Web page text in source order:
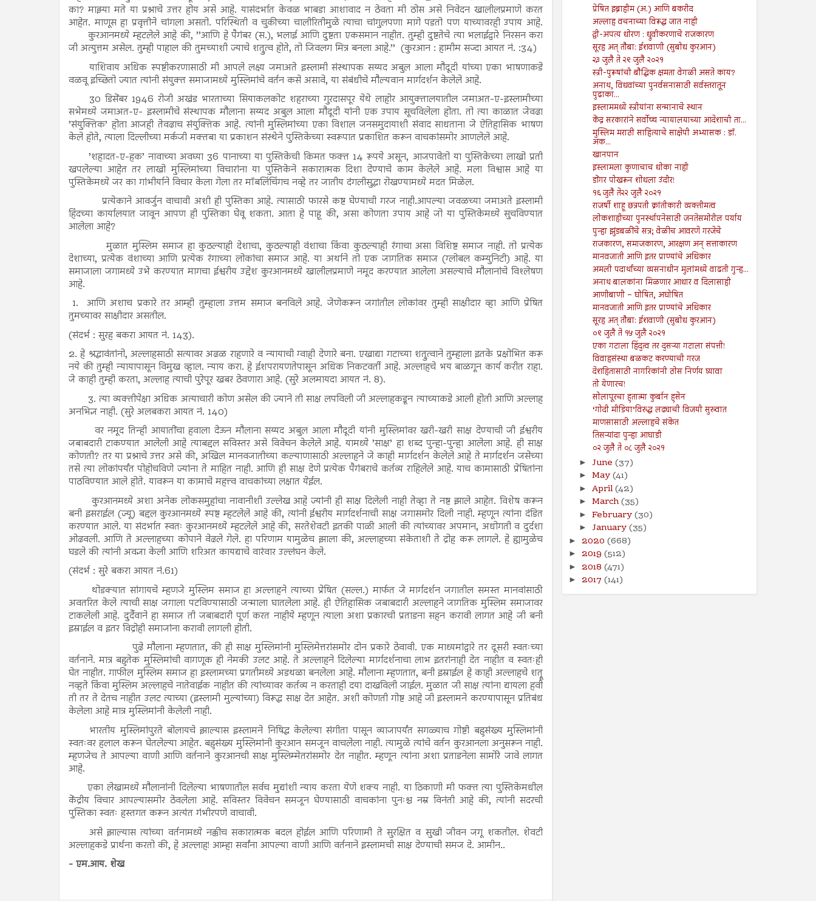
का? माझ्या मते या प्रश्नाचे उत्तर होय असे आहे. यासंदर्भात केवळ भाबडा आशावाद न ठेवता मी ठोस असे निवेदन खालीलप्रमाणे करत
आहेत. माणूस हा प्रवृत्तीने चांगला असतो. परिस्थिती व चुकीच्या चालीरितीमुळे त्याचा चांगुलपणा मागे पडतो पण याच्यावरही उपाय आहे.
कुरआनमध्ये म्हटलेले आहे की, ’’आणि हे पैगंबर (स.), भलाई आणि दुष्टता एकसमान नाहीत. तुम्ही दुष्टतेचे त्या भलाईद्वारे निरसन करा
जी अत्युत्तम असेल. तुम्ही पाहाल की तुमच्याशी ज्याचे शत्रुत्व होते, तो जिवलग मित्र बनला आहे.’’ (कुरआन : हामीम सज्दा आयत नं. :34)
याशिवाय अधिक स्पष्टीकरणासाठी मी आपले लक्ष्य जमाअते इस्लामी संस्थापक सय्यद अबुल आला मौदूदी यांच्या एका भाषणाकडे
वळवू इच्छितो ज्यात त्यांनी संयुक्त समाजामध्ये मुस्लिमांचे वर्तन कसे असावे, या संबंधीचे मौल्यवान मार्गदर्शन केलेले आहे.
30 डिसेंबर 1946 रोजी अखंड भारताच्या सियाकलकोट शहराच्या गुरदासपूर येथे लाहोर आयुक्तालयातील जमाअत-ए-इस्लामीच्या
सभेमध्ये जमाअत-ए- इस्लामीचे संस्थापक मौलाना सय्यद अबुल आला मौदूदी यांनी एक उपाय सूचविलेला होता. तो त्या काळात जेवढा
’संयुक्तिक’ होता आजही तेवढाच संयुक्तिक आहे. त्यांनी मुस्लिमांच्या एका विशाल जनसमुदायाशी संवाद साधताना जे ऐतिहासिक भाषण
केले होते, त्याला दिल्लीच्या मर्कजी मक्तबा या प्रकाशन संस्थेने पुस्तिकेच्या स्वरूपात प्रकाशित करून वाचकांसमोर आणलेले आहे.
’शहादत-ए-हक’ नावाच्या अवघ्या 36 पानाच्या या पुस्तिकेची किमत फक्त 14 रूपये असून, आजपावेतो या पुस्तिकेच्या लाखो प्रती
खपलेल्या आहेत तर लाखो मुस्लिमांच्या विचारांना या पुस्तिकेने सकारात्मक दिशा देण्याचे काम केलेले आहे. मला विश्वास आहे या
पुस्तिकेमध्ये जर का गांभीर्याने विचार केला गेला तर मॉबलिंचिंगच नव्हे तर जातीय दंगलीसुद्धा रोखण्यामध्ये मदत मिळेल.
प्रत्येकाने आवर्जुन वाचावी अशी ही पुस्तिका आहे. त्यासाठी फारसे कष्ट घेण्याची गरज नाही.आपल्या जवळच्या जमाअते इस्लामी
हिंदच्या कार्यालयात जावून आपण ही पुस्तिका घेवू शकता. आता हे पाहू की, असा कोणता उपाय आहे जो या पुस्तिकेमध्ये सुचविण्यात
आलेला आहे?
मुळात मुस्लिम समाज हा कुठल्याही देशाचा, कुठल्याही वंशाचा किंवा कुठल्याही रंगाचा असा विशिष्ट समाज नाही. तो प्रत्येक
देशाच्या, प्रत्येक वंशाच्या आणि प्रत्येक रंगाच्या लोकांचा समाज आहे. या अर्थाने तो एक जागतिक समाज (ग्लोबल कम्युनिटी) आहे. या
समाजाला जगामध्ये उभे करण्यात मागचा ईश्वरीय उद्देश कुरआनमध्ये खालीलप्रमाणे नमूद करण्यात आलेला असल्याचे मौलानांचे विश्लेषण
आहे.
1. आणि अशाच प्रकारे तर आम्ही तुम्हाला उत्तम समाज बनविले आहे. जेणेकरून जगांतील लोकांवर तुम्ही साक्षीदार व्हा आणि प्रेषित
तुमच्यावर साक्षीदार असतील.
(संदर्भ : सुरह बकरा आयत नं. 143).
2. हे श्रद्धावंतांनो, अल्लाहसाठी सत्यावर अढळ राहणारे व न्यायाची ग्वाही देणारे बना. एखाद्या गटाच्या शत्रुत्वाने तुम्हाला इतके प्रक्षोभित करू
नये की तुम्ही न्यायापासून विमुख व्हाल. न्याय करा. हे ईशपरायणतेपासून अधिक निकटवर्ती आहे. अल्लाहचे भय बाळगून कार्य करीत राहा.
जे काही तुम्ही करता, अल्लाह त्याची पुरेपूर खबर ठेवणारा आहे. (सुरे अलमायदा आयत नं. 8).
3. त्या व्यक्तीपेक्षा अधिक अत्याचारी कोण असेल की ज्याने ती साक्ष लपविली जी अल्लाहकडून त्याच्याकडे आली होती आणि अल्लाह
अनभिज्ञ नाही. (सुरे अलबकरा आयत नं. 140)
वर नमूद तिन्ही आयातींचा हवाला देऊन मौलाना सय्यद अबुल आला मौदूदी यांनी मुस्लिमांवर खरी-खरी साक्ष देण्याची जी ईश्वरीय
जबाबदारी टाकण्यात आलेली आहे त्याबद्दल सविस्तर असे विवेचन केलेले आहे. यामध्ये ’साक्ष’ हा शब्द पुन्हा-पुन्हा आलेला आहे. ही साक्ष
कोणती? तर या प्रश्नाचे उत्तर असे की, अखिल मानवजातीच्या कल्याणासाठी अल्लाहने जे काही मार्गदर्शन केलेले आहे ते मार्गदर्शन जसेच्या
तसे त्या लोकांपर्यंत पोहोचविणे ज्यांना ते माहित नाही. आणि ही साक्ष देणे प्रत्येक पैगंबराचे कर्तव्य राहिलेले आहे. याच कामासाठी प्रेषितांना
पाठविण्यात आले होते. यावरून या कामाचे महत्त्व वाचकांच्या लक्षात येईल.
कुरआनमध्ये अशा अनेक लोकसमुहांचा नावानीशी उल्लेख आहे ज्यांनी ही साक्ष दिलेली नाही तेव्हा ते नष्ट झाले आहेत. विशेष करून
बनी इसराईल (ज्यू) बद्दल कुरआनमध्ये स्पष्ट म्हटलेले आहे की, त्यांनी ईश्वरीय मार्गदर्शनाची साक्ष जगासमोर दिली नाही. म्हणून त्यांना दंडित
करण्यात आले. या संदर्भात स्वतः कुरआनमध्ये म्हटलेले आहे की, सरतेशेवटी इतकी पाळी आली की त्यांच्यावर अपमान, अधोगती व दुर्दशा
ओढवली. आणि ते अल्लाहच्या कोपाने वेढले गेले. हा परिणाम यामुळेच झाला की, अल्लाहच्या संकेताशी ते द्रोह करू लागले. हे ह्यामुळेच
घडले की त्यांनी अवज्ञा केली आणि शरिअत कायद्याचे वारंवार उल्लंघन केले.
(संदर्भ : सुरे बकरा आयत नं.61)
थोडक्यात सांगायचे म्हणजे मुस्लिम समाज हा अल्लाहने त्याच्या प्रेषित (सल्ल.) मार्फत जे मार्गदर्शन जगातील समस्त मानवांसाठी
अवतरित केले त्याची साक्ष जगाला पटविण्यासाठी जन्माला घातलेला आहे. ही ऐतिहासिक जबाबदारी अल्लाहने जागतिक मुस्लिम समाजावर
टाकलेली आहे. दुर्दैवाने हा समाज ती जबाबदारी पूर्ण करत नाहीये म्हणून त्याला अशा प्रकारची प्रताडना सहन करावी लागत आहे जी बनी
इस्राईल व इतर विद्रोही समाजांना करावी लागली होती.
पुढे मौलाना म्हणतात, की ही साक्ष मुस्लिमांनी मुस्लिमेत्तरांसमोर दोन प्रकारे ठेवावी. एक माध्यमांद्वारे तर दूसरी स्वतःच्या
वर्तनाने. मात्र बहुतेक मुस्लिमांची वागणूक ही नेमकी उलट आहे. ते अल्लाहने दिलेल्या मार्गदर्शनाचा लाभ इतरांनाही देत नाहीत व स्वतःही
घेत नाहीत. गाफील मुस्लिम समाज हा इस्लामच्या प्रगतीमध्ये अडथळा बनलेला आहे. मौलाना म्हणतात, बनी इस्राईल हे काही अल्लाहचे शत्रू
नव्हते किंवा मुस्लिम अल्लाहचे नातेवाईक नाहीत की त्यांच्यावर कर्तव्य न करताही दया दाखविली जाईल. मुळात जी साक्ष त्यांना द्यायला हवी
ती तर ते देतच नाहीत उलट त्याच्या (इस्लामी मुल्यांच्या) विरूद्ध साक्ष देत आहेत. अशी कोणती गोष्ट आहे जी इस्लामने करण्यापासून प्रतिबंध
केलेला आहे मात्र मुस्लिमांनी केलेली नाही.
भारतीय मुस्लिमांपुरते बोलायचे झाल्यास इस्लामने निषिद्ध केलेल्या संगीता पासून व्याजापर्यंत सगळ्याच गोष्टी बहुसंख्य मुस्लिमांनी
स्वतःवर हलाल करून घेतलेल्या आहेत. बहुसंख्य मुस्लिमांनी कुरआन समजून वाचलेला नाही. त्यामुळे त्यांचे वर्तन कुरआनला अनुसरून नाही.
म्हणजेच ते आपल्या वाणी आणि वर्तनाने कुरआनची साक्ष मुस्लिम्मेतरांसमोर देत नाहीत. म्हणून त्यांना अशा प्रताडनेला सामोरे जावे लागत
आहे.
एका लेखामध्ये मौलानांनी दिलेल्या भाषणातील सर्वच मुद्यांशी न्याय करता येणे शक्य नाही. या ठिकाणी मी फक्त त्या पुस्तिकेमधील
केंद्रीय विचार आपल्यासमोर ठेवलेला आहे. सविस्तर विवेचन समजून घेण्यासाठी वाचकांना पुनःश्च नम्र विनंती आहे की, त्यांनी सदरची
पुस्तिका स्वतः हस्तगत करून अत्यंत गंभीरपणे वाचावी.
असे झाल्यास त्यांच्या वर्तनामध्ये नक्कीच सकारात्मक बदल होईल आणि परिणामी ते सुरक्षित व सुखी जीवन जगू शकतील. शेवटी
अल्लाहकडे प्रार्थना करतो की, हे अल्लाह! आम्हा सर्वांना आपल्या वाणी आणि वर्तनाने इस्लामची साक्ष देण्याची समज दे. आमीन..
- एम.आय. शेख
प्रेषित इब्राहीम (अ.) आणि बकरीद
अल्लाह वचनाच्या विरूद्ध जात नाही
द्वी-अपत्य धोरण : ध्रुवीकरणाचे राजकारण
सूरह अत् तौबा: ईशवाणी (सुबोध कुरआन)
२३ जुलै ते २९ जुलै २०२१
स्त्री-पुरूषांची बौद्धिक क्षमता वेगळी असते काय?
अनाथ, विधवांच्या पुनर्वसनासाठी सर्वस्तरातून
पुढाका...
इस्लाममध्ये स्त्रीयांना सन्मानाचे स्थान
केंद्र सरकारांने सर्वोच्च न्यायालयाच्या आदेशाची ता...
मुस्लिम मराठी साहित्याचे साक्षेपी अभ्यासक : डॉ.
अक...
खानपान
इस्लामला कुणाचाच धोका नाही
डोंगर पोखरून शोधला उंदीर!
१६ जुलै ते२२ जुलै २०२१
राजर्षी शाहू छत्रपती क्रांतीकारी व्यक्तीमत्व
लोकशाहीच्या पुनर्स्थापनेसाठी जनतेसमोरील पर्याय
पुन्हा झुंडबळींचे सत्र; वेळीच आवरणे गरजेचे
राजकारण, समाजकारण, आरक्षण अन् सत्ताकारण
मानवजाती आणि इतर प्राण्यांचे अधिकार
अमली पदार्थांच्या व्यसनाधीन मुलांमध्ये वाढती गुन्ह...
अनाथ बालकांना मिळणार आधार व दिलासाही
आणीबाणी – घोषित, अघोषित
मानवजाती आणि इतर प्राण्यांचे अधिकार
सूरह अत् तौबा: ईशवाणी (सुबोध कुरआन)
०९ जुलै ते १५ जुलै २०२१
एका गटाला हिंदुत्व तर दुसऱ्या गटाला संपत्ती!
विवाहसंस्था बळकट करण्याची गरज
देशहितासाठी नागरिकांनी ठोस निर्णय घ्यावा
तो येणारच!
सोलापूरचा हुतात्मा कुर्बान हुसेन
‘गोदी मीडिया’विरुद्ध लढ्याची विजयी सुरुवात
माणसासाठी अल्लाहचे संकेत
तिसऱ्यांदा पुन्हा आघाडी
०२ जुलै ते ०८ जुलै २०२१
► June (37)
► May(41)
► April(42)
► March(35)
► February(30)
► January(35)
► 2020 (668)
► 2019 (512)
► 2018 (471)
► 2017 (141)